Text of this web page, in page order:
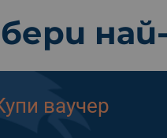
ваучер